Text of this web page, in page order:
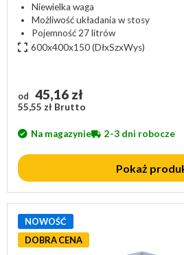
Niewielka waga
Możliwość układania w stosy
Pojemność 27 litrów
600x400x150(DłxSzxWys)
od 45,16 zł
55,55 zł Brutto
Na magazynie 2-3 dni robocze
Pokaż
NOWOŚĆ
DOBRA CENA